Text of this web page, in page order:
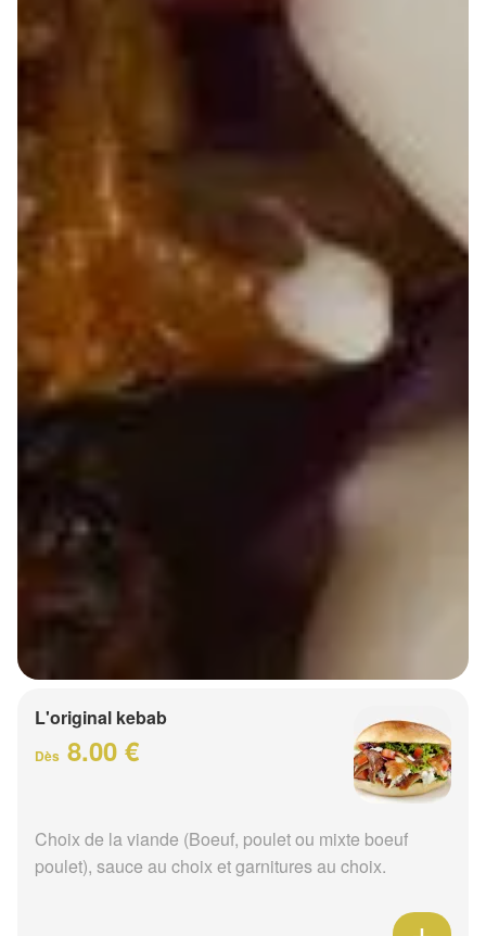
L'original kebab
Dès 8.00 €
Choix de la viande (Boeuf, poulet ou mixte boeuf
poulet), sauce au choix et garnitures au choix.